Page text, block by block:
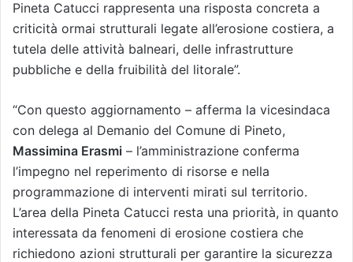
Pineta Catucci rappresenta una risposta concreta a
criticità ormai strutturali legate all’erosione costiera, a
tutela delle attività balneari, delle infrastrutture
pubbliche e della fruibilità del litorale”.
“Con questo aggiornamento – afferma la vicesindaca
con delega al Demanio del Comune di Pineto,
Massimina Erasmi – l’amministrazione conferma
l’impegno nel reperimento di risorse e nella
programmazione di interventi mirati sul territorio.
L’area della Pineta Catucci resta una priorità, in quanto
interessata da fenomeni di erosione costiera che
richiedono azioni strutturali per garantire la sicurezza